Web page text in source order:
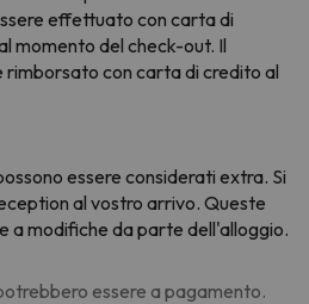
effettuato con carta di
momento del check-out. Il
con carta di credito al
essere considerati extra. Si
al vostro arrivo. Queste
a modifiche da parte dell'alloggio.
essere a pagamento.